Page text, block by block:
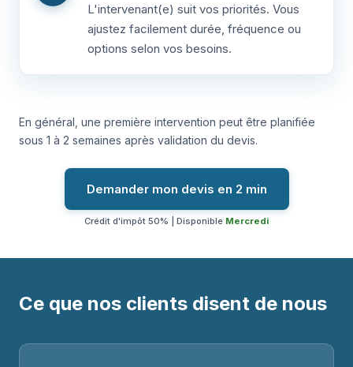
L'intervenant(e) suit vos priorités. Vous
ajustez facilement durée, fréquence ou
options selon vos besoins.
En général, une première intervention peut être planifiée
sous 1 à 2 semaines après validation du devis.
Demander mon devis en 2 min
Crédit d'impôt 50% | Disponible Mercredi
Ce que nos clients disent de nous